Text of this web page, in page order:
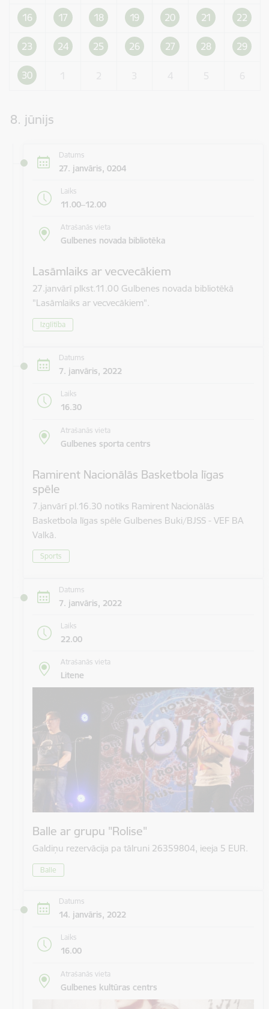
16 17 18 19 20 21 22
23 24 25 26 27 28 29
30
8. jūnijs
Datums
27. janvāris, 0204
Laiks
11.00–12.00
Atrašanās vieta
Gulbenes novada bibliotēka
Lasāmlaiks ar vecvecākiem
27.janvārī plkst.11.00 Gulbenes novada bibliotēkā
"Lasāmlaiks ar vecvecākiem".
Izglītība
Datums
7. janvāris, 2022
Laiks
16.30
Atrašanās vieta
Gulbenes sporta centrs
Ramirent Nacionālās Basketbola līgas
spēle
7.janvārī pl.16.30 notiks Ramirent Nacionālās
Basketbola līgas spēle Gulbenes Buki/BJSS - VEF BA
Valkā.
Sports
Datums
7. janvāris, 2022
Laiks
22.00
Atrašanās vieta
Litene
Balle ar grupu "Rolise"
Galdiņu rezervācija pa tālruni 26359804, ieeja 5 EUR.
Balle
Datums
14. janvāris, 2022
Laiks
16.00
Atrašanās vieta
Gulbenes kultūras centrs